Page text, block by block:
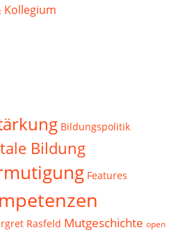
Kollegium
Bildungspolitik
Bildung
Features
Rasfeld Mutgeschichte open